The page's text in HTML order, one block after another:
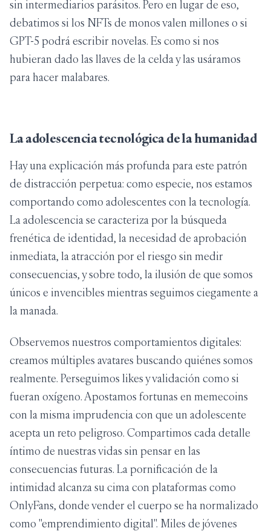
sin intermediarios parásitos. Pero en lugar de eso,
debatimos si los NFTs de monos valen millones o si
GPT-5 podrá escribir novelas. Es como si nos
hubieran dado las llaves de la celda y las usáramos
para hacer malabares.
La adolescencia tecnológica de la humanidad
Hay una explicación más profunda para este patrón
de distracción perpetua: como especie, nos estamos
comportando como adolescentes con la tecnología.
La adolescencia se caracteriza por la búsqueda
frenética de identidad, la necesidad de aprobación
inmediata, la atracción por el riesgo sin medir
consecuencias, y sobre todo, la ilusión de que somos
únicos e invencibles mientras seguimos ciegamente a
la manada.
Observemos nuestros comportamientos digitales:
creamos múltiples avatares buscando quiénes somos
realmente. Perseguimos likes y validación como si
fueran oxígeno. Apostamos fortunas en memecoins
con la misma imprudencia con que un adolescente
acepta un reto peligroso. Compartimos cada detalle
íntimo de nuestras vidas sin pensar en las
consecuencias futuras. La pornificación de la
intimidad alcanza su cima con plataformas como
OnlyFans, donde vender el cuerpo se ha normalizado
como "emprendimiento digital". Miles de jóvenes